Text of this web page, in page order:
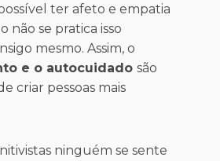
ter afeto e empatia
se pratica isso
mesmo. Assim, o
e o autocuidado são
criar pessoas mais
ninguém se sente